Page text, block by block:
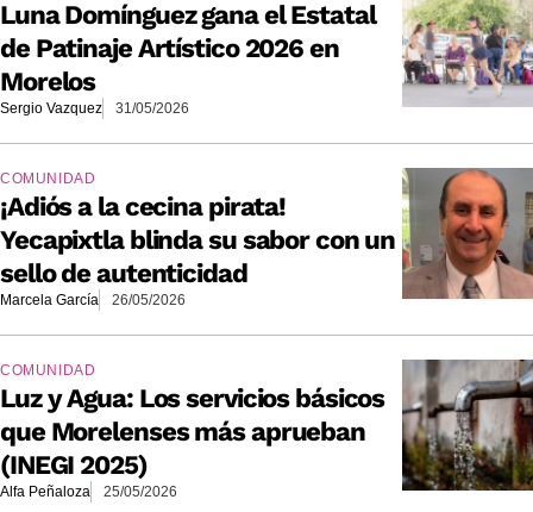
Luna Domínguez gana el Estatal
de Patinaje Artístico 2026 en
Morelos
Sergio Vazquez 31/05/2026
COMUNIDAD
¡Adiós a la cecina pirata!
Yecapixtla blinda su sabor con un
sello de autenticidad
Marcela García 26/05/2026
COMUNIDAD
Luz y Agua: Los servicios básicos
que Morelenses más aprueban
(INEGI 2025)
Alfa Peñaloza 25/05/2026